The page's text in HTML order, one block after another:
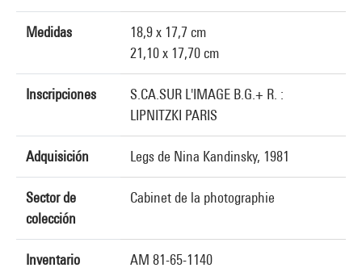
Medidas
18,9 x 17,7 cm
21,10 x 17,70 cm
Inscripciones
S.CA.SUR L'IMAGE B.G.+ R. :
LIPNITZKI PARIS
Adquisición Legs de Nina Kandinsky, 1981
Sector de
colección
Cabinet de la photographie
Inventario AM 81-65-1140